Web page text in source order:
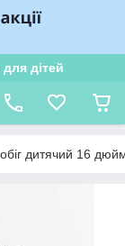
дітей
дитячий 16